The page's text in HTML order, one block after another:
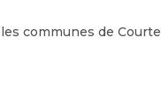
communes de